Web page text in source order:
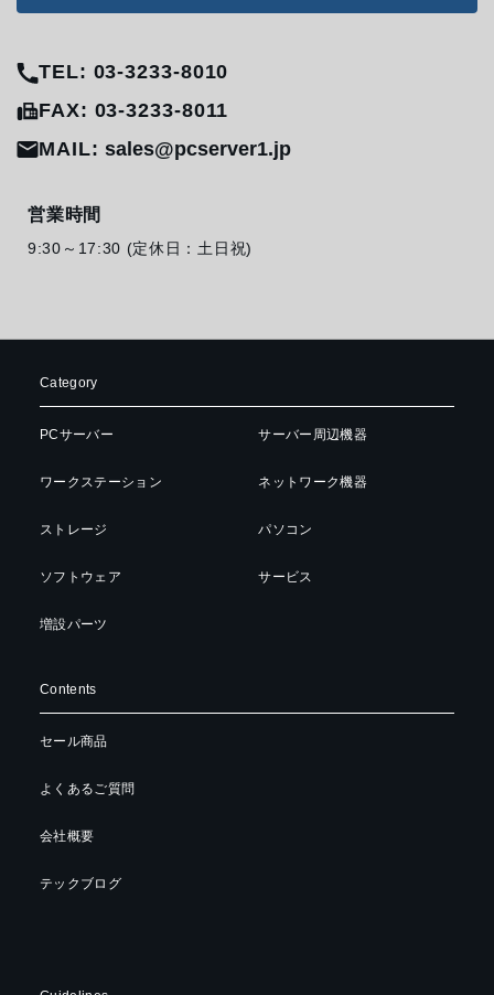
TEL: 03-3233-8010
FAX: 03-3233-8011
MAIL:sales@pcserver1.jp
営業時間
9:30～17:30 (定休日：土日祝)
Category
PCサーバー
ワークステーション
ストレージ
ソフトウェア
増設パーツ
サーバー周辺機器
ネットワーク機器
パソコン
サービス
Contents
セール商品
よくあるご質問
会社概要
テックブログ